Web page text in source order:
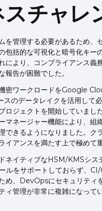
スチャレ
を管理する必要があるため、
包括的な可視化と暗号化キー
により、コンプライアンス義
報告が困難でした。
密ワークロードをGoogle
のデータレイクを活用して
ロジェクトを開始していま
マネージャー機能により、組
できるようになりました。ク
イアンスを満たす上で極めて
ネイティブなHSM/KMSシス
ルをサポートしておらず、
め、DevOpsにセキュリティ
ィ管理が非常に複雑になって